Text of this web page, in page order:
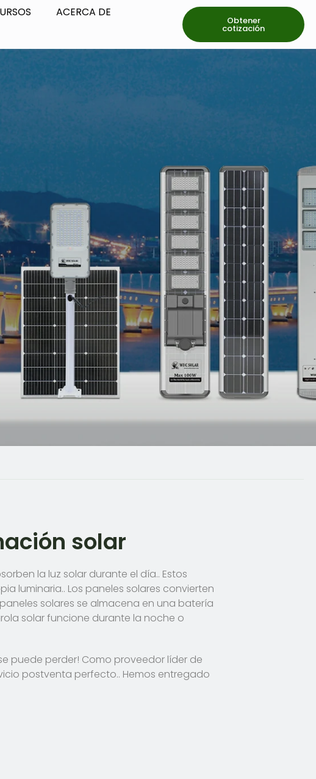
ACERCA DE
Obtener
cotización
solar
la luz solar durante el día.. Estos
luminaria.. Los paneles solares convierten
solares se almacena en una batería
solar funcione durante la noche o
puede perder! Como proveedor líder de
postventa perfecto.. Hemos entregado